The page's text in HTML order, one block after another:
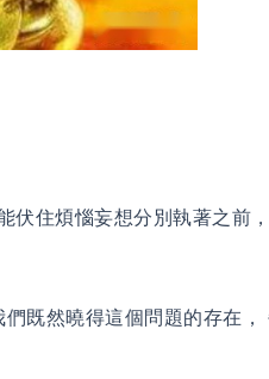
伏住煩惱妄想分別執著之前
既然曉得這個問題的存在，